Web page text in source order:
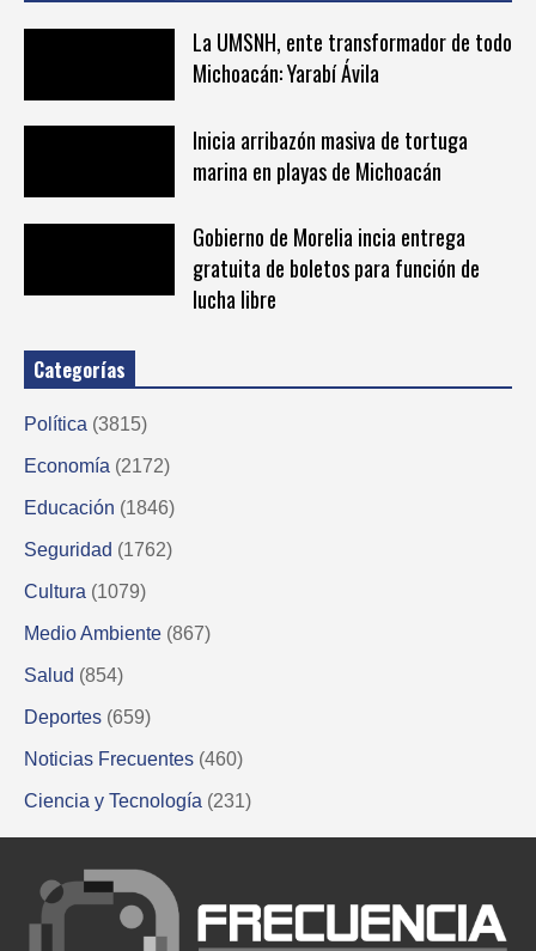
La UMSNH, ente transformador de todo
Michoacán: Yarabí Ávila
Inicia arribazón masiva de tortuga
marina en playas de Michoacán
Gobierno de Morelia incia entrega
gratuita de boletos para función de
lucha libre
Categorías
Política (3815)
Economía (2172)
Educación (1846)
Seguridad (1762)
Cultura (1079)
Medio Ambiente (867)
Salud (854)
Deportes (659)
Noticias Frecuentes (460)
Ciencia y Tecnología (231)